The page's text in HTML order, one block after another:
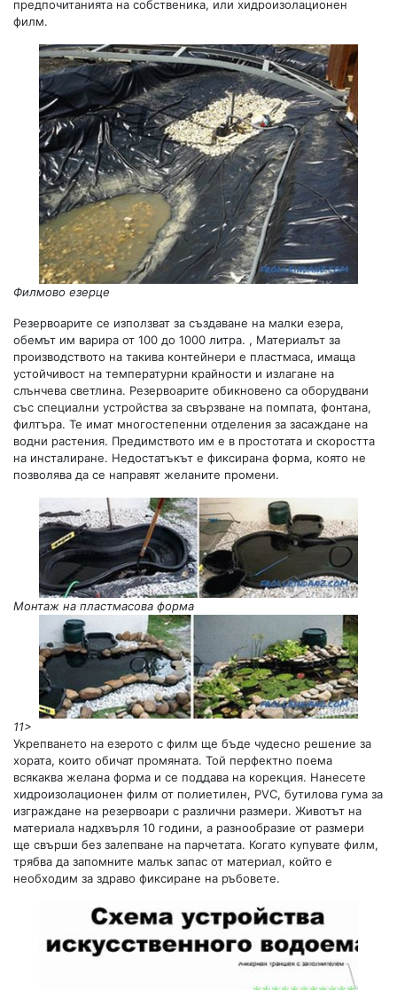
предпочитанията на собственика, или хидроизолационен
филм.
Филмово езерце
Резервоарите се използват за създаване на малки езера,
обемът им варира от 100 до 1000 литра. , Материалът за
производството на такива контейнери е пластмаса, имаща
устойчивост на температурни крайности и излагане на
слънчева светлина. Резервоарите обикновено са оборудвани
със специални устройства за свързване на помпата, фонтана,
филтъра. Те имат многостепенни отделения за засаждане на
водни растения. Предимството им е в простотата и скоростта
на инсталиране. Недостатъкът е фиксирана форма, която не
позволява да се направят желаните промени.
Монтаж на пластмасова форма
11>
Укрепването на езерото с филм ще бъде чудесно решение за
хората, които обичат промяната. Той перфектно поема
всякаква желана форма и се поддава на корекция. Нанесете
хидроизолационен филм от полиетилен, PVC, бутилова гума за
изграждане на резервоари с различни размери. Животът на
материала надхвърля 10 години, а разнообразие от размери
ще свърши без залепване на парчетата. Когато купувате филм,
трябва да запомните малък запас от материал, който е
необходим за здраво фиксиране на ръбовете.